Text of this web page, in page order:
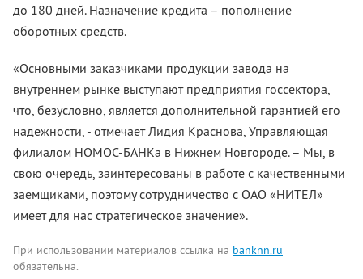
до 180 дней. Назначение кредита – пополнение
оборотных средств.
«Основными заказчиками продукции завода на
внутреннем рынке выступают предприятия госсектора,
что, безусловно, является дополнительной гарантией его
надежности, - отмечает Лидия Краснова, Управляющая
филиалом НОМОС-БАНКа в Нижнем Новгороде. – Мы, в
свою очередь, заинтересованы в работе с качественными
заемщиками, поэтому сотрудничество с ОАО «НИТЕЛ»
имеет для нас стратегическое значение».
При использовании материалов ссылка на banknn.ru
обязательна.